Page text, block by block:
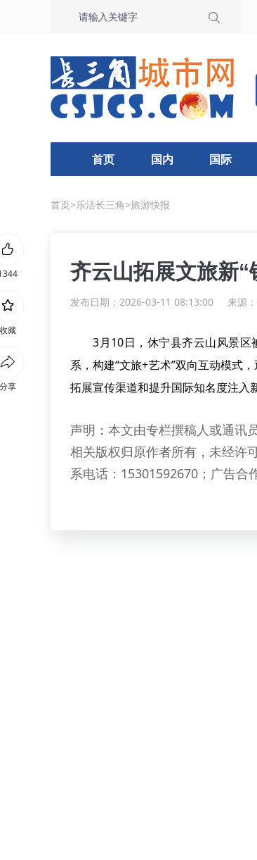
首页 国内 国际
首页>乐活长三角>旅游快报
齐云山拓展文旅新“
发布日期：2026-03-11 08:13:00 来源：
3月10日，休宁县齐云山风景区
系，构建“文旅+艺术”双向互动模式
拓展宣传渠道和提升国际知名度注入
声明：本文由专栏撰稿人或通讯
相关版权归原作者所有，未经许
系电话：15301592670；广告合
收藏
分享